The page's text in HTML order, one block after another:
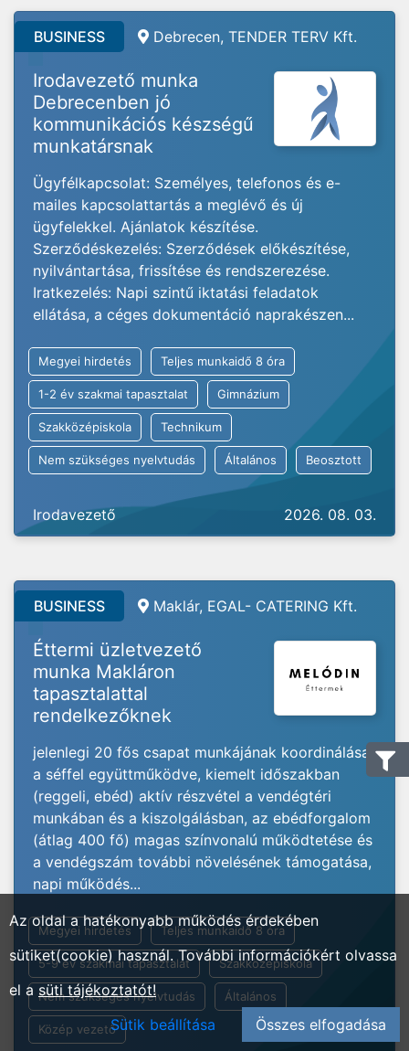
BUSINESS Debrecen, TENDER TERV Kft.
Irodavezető munka
Debrecenben jó
kommunikációs készségű
munkatársnak
Ügyfélkapcsolat: Személyes, telefonos és e-
mailes kapcsolattartás a meglévő és új
ügyfelekkel. Ajánlatok készítése.
Szerződéskezelés: Szerződések előkészítése,
nyilvántartása, frissítése és rendszerezése.
Iratkezelés: Napi szintű iktatási feladatok
ellátása, a céges dokumentáció naprakészen...
Megyei hirdetés Teljes munkaidő 8 óra
1-2 év szakmai tapasztalat Gimnázium
Szakközépiskola Technikum
Nem szükséges nyelvtudás Általános Beosztott
Irodavezető 2026. 08. 03.
BUSINESS Maklár, EGAL- CATERING Kft.
Éttermi üzletvezető
munka Makláron
tapasztalattal
rendelkezőknek
jelenlegi 20 fős csapat munkájának koordinálása
a séffel együttműködve, kiemelt időszakban
(reggeli, ebéd) aktív részvétel a vendégtéri
munkában és a kiszolgálásban, az ebédforgalom
(átlag 400 fő) magas színvonalú működtetése és
a vendégszám további növelésének támogatása,
napi működés...
Megyei hirdetés Teljes munkaidő 8 óra
5-9 év szakmai tapasztalat Szakközépiskola
Nem szükséges nyelvtudás Általános
Közép vezető
Az oldal a hatékonyabb működés érdekében
sütiket(cookie) használ. További információkért olvassa
el a süti tájékoztatót!
Sütik beállítása
Összes elfogadása